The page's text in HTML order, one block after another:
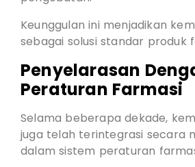
Keunggulan ini menjadikan
sebagai solusi standar produk
Penyelarasan
Peraturan Farmasi
Selama beberapa dekade,
juga telah terintegrasi secara
dalam sistem peraturan